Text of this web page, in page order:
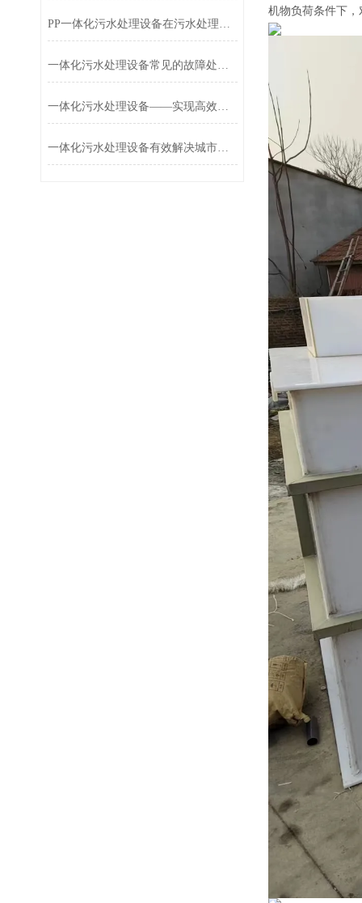
机物负荷条件下
PP一体化污水处理设备在污水处理方面具有重要性
一体化污水处理设备常见的故障处理方法
一体化污水处理设备——实现高效净化与可持续发展
一体化污水处理设备有效解决城市污水处理的难题